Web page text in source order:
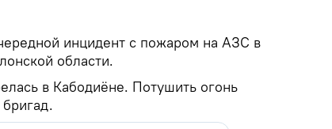
инцидент с пожаром на АЗС в
области.
в Кабодиёне. Потушить огонь